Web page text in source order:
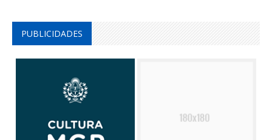
PUBLICIDADES